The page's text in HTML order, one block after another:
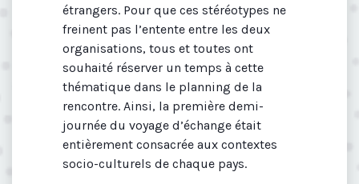
étrangers. Pour que ces stéréotypes ne
freinent pas l’entente entre les deux
organisations, tous et toutes ont
souhaité réserver un temps à cette
thématique dans le planning de la
rencontre. Ainsi, la première demi-
journée du voyage d’échange était
entièrement consacrée aux contextes
socio-culturels de chaque pays.